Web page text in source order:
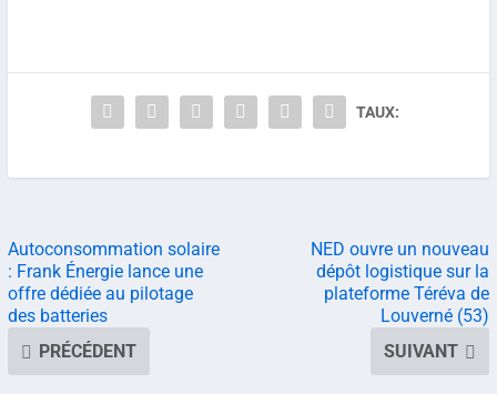
TAUX:
Autoconsommation solaire
: Frank Énergie lance une
offre dédiée au pilotage
des batteries
PRÉCÉDENT
NED ouvre un nouveau
dépôt logistique sur la
plateforme Téréva de
Louverné (53)
SUIVANT